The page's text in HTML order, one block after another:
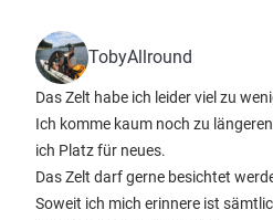
TobyAllround
Das Zelt habe ich leider viel zu
Ich komme kaum noch zu
ich Platz für neues.
Das Zelt darf gerne besichtet
Soweit ich mich erinnere ist